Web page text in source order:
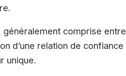
comprise entre
d’une relation de confiance
unique.